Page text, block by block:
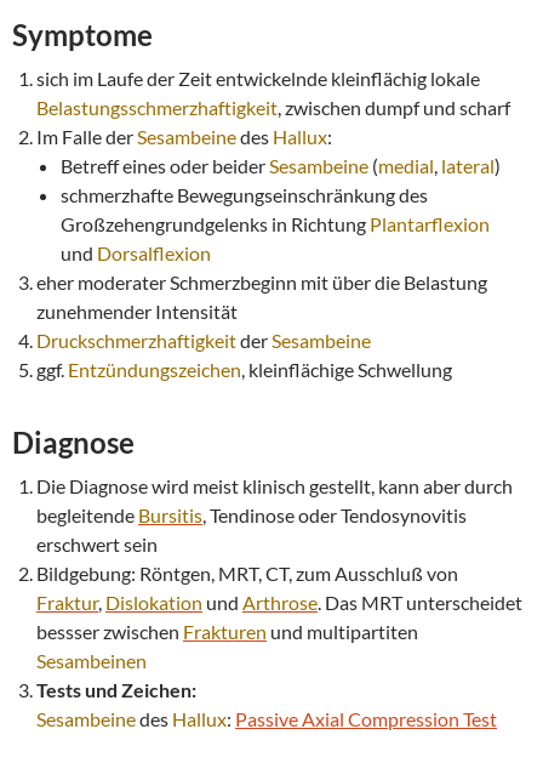
Symptome
sich im Laufe der Zeit entwickelnde kleinflächig lokale
Belastungsschmerzhaftigkeit, zwischen dumpf und scharf
Im Falle derSesambeinedes Hallux:
Betreff eines oder beiderSesambeine (medial, lateral)
schmerzhafte Bewegungseinschränkung des
Großzehengrundgelenks in Richtung Plantarflexion
und Dorsalflexion
eher moderater Schmerzbeginn mit über die Belastung
zunehmender Intensität
DruckschmerzhaftigkeitderSesambeine
ggf. Entzündungszeichen, kleinflächige Schwellung
Diagnose
Die Diagnose wird meist klinisch gestellt, kann aber durch
begleitende Bursitis, Tendinose oder Tendosynovitis
erschwert sein
Bildgebung: Röntgen, MRT, CT, zum Ausschluß von
Fraktur, Dislokation und Arthrose. Das MRT unterscheidet
bessser zwischen Frakturen und multipartiten
Sesambeinen
Tests und Zeichen:
Sesambeinedes Hallux: Passive Axial Compression Test